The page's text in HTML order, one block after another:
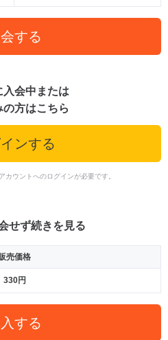
する
入会中または
の方はこちら
ンする
カウントへのログインが必要です。
せず続きを見る
売価格
330円
する